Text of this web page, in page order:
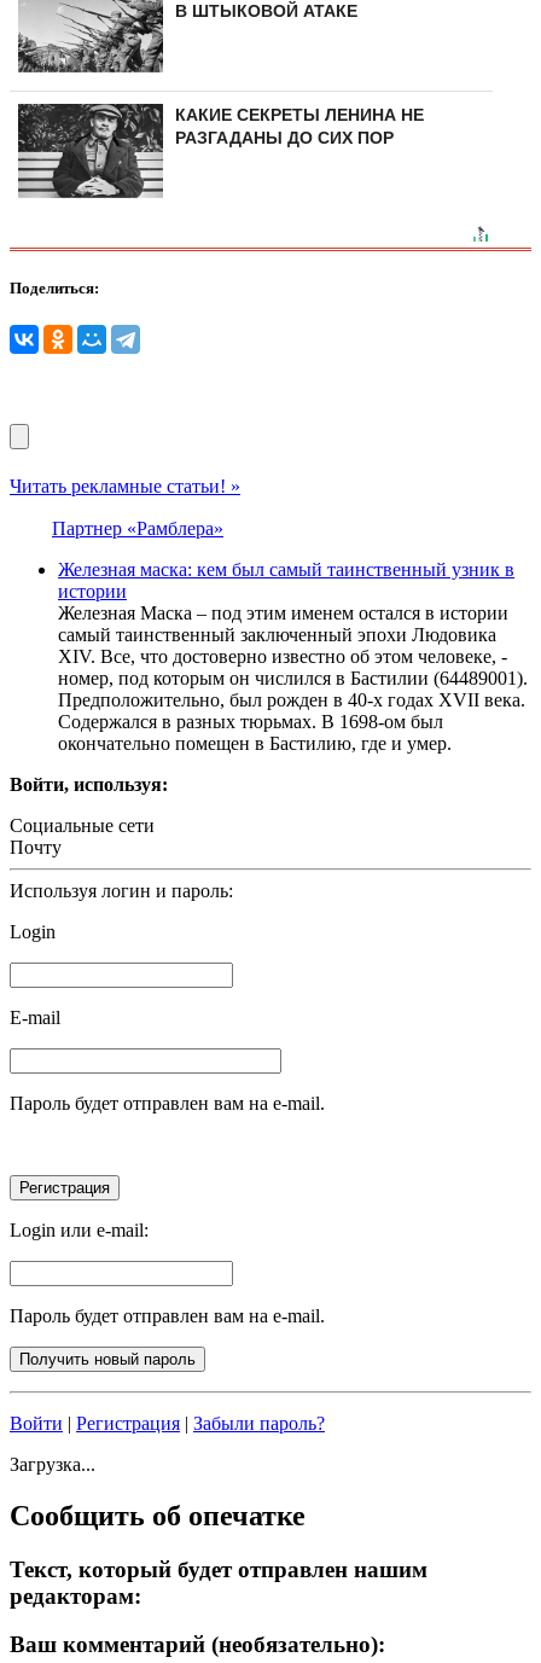
В ШТЫКОВОЙ АТАКЕ
КАКИЕ СЕКРЕТЫ ЛЕНИНА НЕ
РАЗГАДАНЫ ДО СИХ ПОР
Поделиться:
Читать рекламные статьи! »
Партнер «Рамблера»
Железная маска: кем был самый таинственный узник в
истории
Железная Маска – под этим именем остался в истории
самый таинственный заключенный эпохи Людовика
XIV. Все, что достоверно известно об этом человеке, -
номер, под которым он числился в Бастилии (64489001).
Предположительно, был рожден в 40-х годах XVII века.
Содержался в разных тюрьмах. В 1698-ом был
окончательно помещен в Бастилию, где и умер.
Войти, используя:
Социальные сети
Почту
Используя логин и пароль:
Login
E-mail
Пароль будет отправлен вам на e-mail.
Login или e-mail:
Пароль будет отправлен вам на e-mail.
Войти | Регистрация | Забыли пароль?
Загрузка...
Сообщить об опечатке
Текст, который будет отправлен нашим
редакторам:
Ваш комментарий (необязательно):